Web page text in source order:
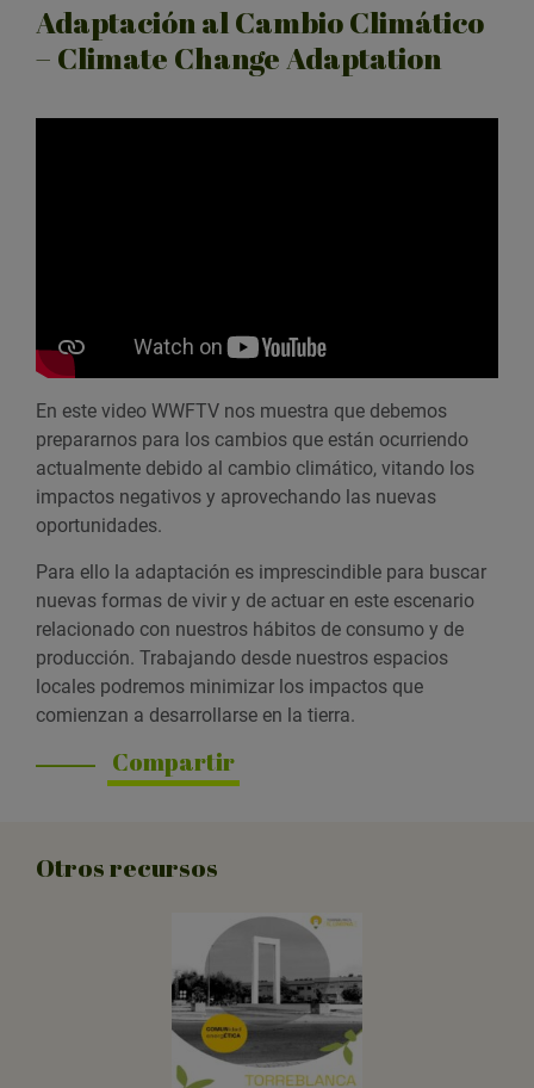
Adaptación al Cambio Climático
– Climate Change Adaptation
En este video WWFTV nos muestra que debemos
prepararnos para los cambios que están ocurriendo
actualmente debido al cambio climático, vitando los
impactos negativos y aprovechando las nuevas
oportunidades.
Para ello la adaptación es imprescindible para buscar
nuevas formas de vivir y de actuar en este escenario
relacionado con nuestros hábitos de consumo y de
producción. Trabajando desde nuestros espacios
locales podremos minimizar los impactos que
comienzan a desarrollarse en la tierra.
Compartir
Otros recursos